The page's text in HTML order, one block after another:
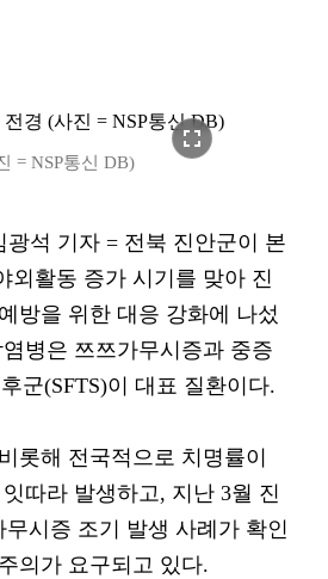
fullscreen
= NSP통신 DB)
광석 기자 = 전북 진안군이 본
외활동 증가 시기를 맞아 진
방을 위한 대응 강화에 나섰
병은 쯔쯔가무시증과 중증
군(SFTS)이 대표 질환이다.
롯해 전국적으로 치명률이
따라 발생하고, 지난 3월 진
시증 조기 발생 사례가 확인
의가 요구되고 있다.